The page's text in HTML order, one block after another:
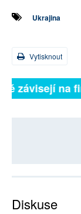
Ukrajina
Vytisknout
závisejí na
Diskuse